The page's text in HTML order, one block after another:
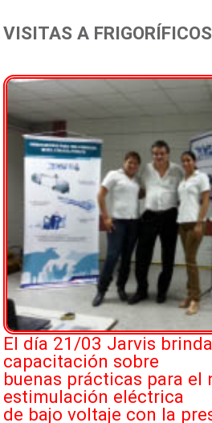
VISITAS A FRIGORÍFICOS
El día 21/03 Jarvis
capacitación sobre
buenas prácticas para el
estimulación eléctrica
de bajo voltaje con la